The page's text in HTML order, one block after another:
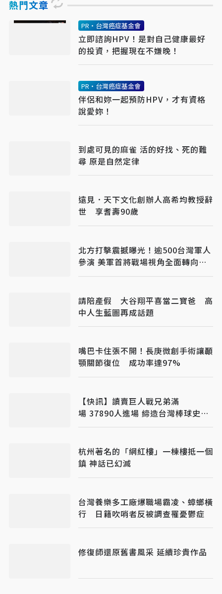
熱門文章
PR・台灣癌症基金會
立即諮詢HPV！是對自己健康最好
的投資，把握現在不嫌晚！
PR・台灣癌症基金會
伴侶和妳一起預防HPV，才有資格
說愛妳！
到處可見的麻雀 活的好找、死的難
尋 原是自然定律
遠見．天下文化創辦人高希均教授辭
世 享耆壽90歲
北方打擊震撼曝光！逾500台灣軍人
參演 美軍首將戰場視角全面轉向印
太
請陪產假 大谷翔平喜當二寶爸 高
中人生藍圖再成話題
嘴巴卡住張不開！長庚微創手術讓顳
顎關節復位 成功率達97%
【快訊】讀賣巨人戰兄弟滿
場 37890人進場 締造台灣棒球史紀
錄
杭州著名的「網紅樓」一棟樓抵一個
鎮 神話已幻滅
台灣養樂多工廠爆職場霸凌、蟑螂橫
行 日籍吹哨者反被調查罹憂鬱症
修復師還原舊書風采 延續珍貴作品